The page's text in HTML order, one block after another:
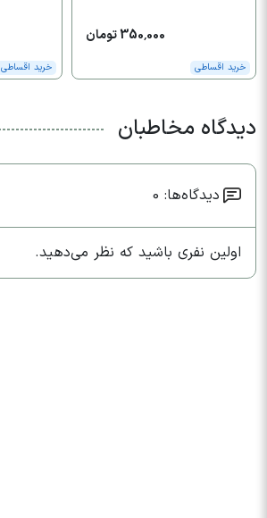
350,000 تومان
خرید اقساطی خرید اقساطی
دیدگاه مخاطبان
دیدگاه‌ها: 0
اولین نفری باشید که نظر می‌دهید.